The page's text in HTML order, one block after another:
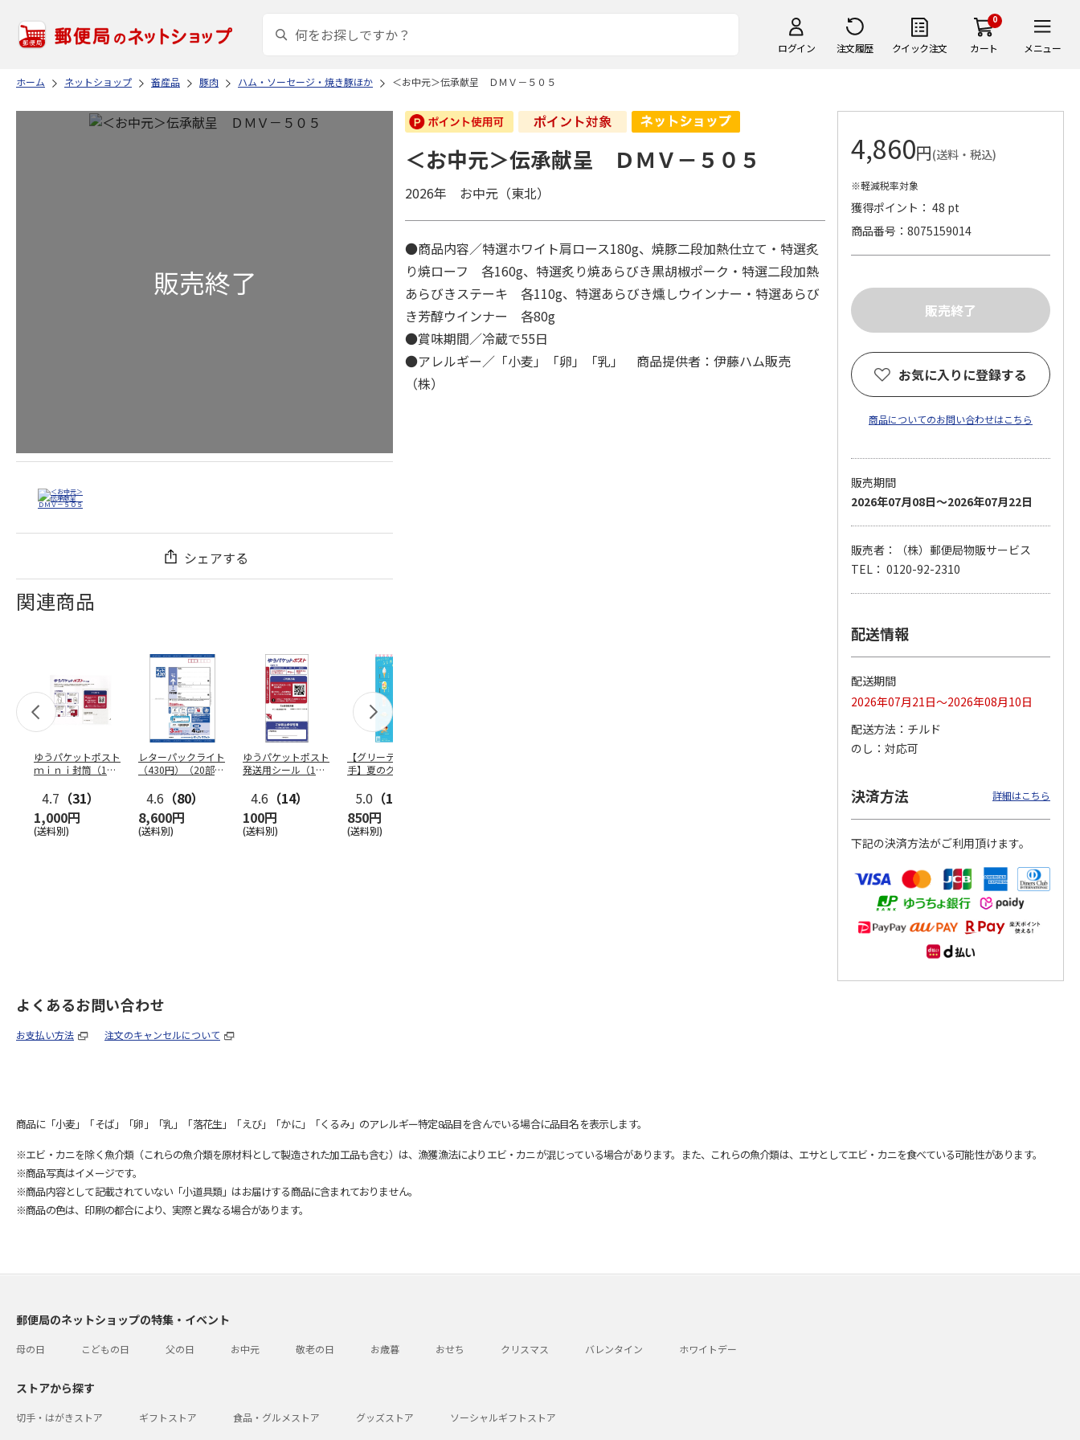
ログイン 注文履歴 クイック注文
0
カート メニュー
ホーム ネットショップ 畜産品 豚肉 ハム・ソーセージ・焼き豚ほか ＜お中元＞伝承献呈 ＤＭＶ－５０５
シェアする
関連商品
ゆうパケットポスト
ｍｉｎｉ封筒（1個
4.7 （31）
1,000円
(送料別)
レターパックライト
（430円）（20部セ
4.6 （80）
8,600円
(送料別)
ゆうパケットポスト
発送用シール（1個
4.6 （14）
100円
(送料別)
【グリーティング切
手】夏のグリーティ
5.0 （10）
850円
(送料別)
【グリーティング切
円…
4.8（11）
5,500円
4.6（7）
11,000円
＜お中元＞伝承献呈 ＤＭＶ－５０５
2026年 お中元（東北）
●商品内容／特選ホワイト肩ロース180g、焼豚二段加熱仕立て・特選炙
り焼ローフ 各160g、特選炙り焼あらびき黒胡椒ポーク・特選二段加熱
あらびきステーキ 各110g、特選あらびき燻しウインナー・特選あらび
き芳醇ウインナー 各80g
●賞味期間／冷蔵で55日
●アレルギー／「小麦」「卵」「乳」 商品提供者：伊藤ハム販売
（株）
4,860円(送料・税込)
※軽減税率対象
獲得ポイント： 48 pt
商品番号
8075159014
お気に入りに登録する
商品についてのお問い合わせはこちら
販売期間
2026年07月08日～2026年07月22日
販売者：（株）郵便局物販サービス
TEL： 0120-92-2310
配送情報
配送期間
2026年07月21日～2026年08月10日
配送方法
チルド
のし
対応可
決済方法 詳細はこちら
下記の決済方法がご利用頂けます。
よくあるお問い合わせ
お支払い方法 注文のキャンセルについて
商品に「小麦」「そば」「卵」「乳」「落花生」「えび」「かに」「くるみ」のアレルギー特定8品目を含んでいる場合に品目名を表示します。
※エビ・カニを除く魚介類（これらの魚介類を原材料として製造された加工品も含む）は、漁獲漁法によりエビ・カニが混じっている場合があります。また、これらの魚介類は、エサとしてエビ・カニを食べている可能性があります。
※商品写真はイメージです。
※商品内容として記載されていない「小道具類」はお届けする商品に含まれておりません。
※商品の色は、印刷の都合により、実際と異なる場合があります。
郵便局のネットショップの特集・イベント
母の日 こどもの日 父の日 お中元 敬老の日 お歳暮 おせち クリスマス バレンタイン ホワイトデー
ストアから探す
切手・はがきストア ギフトストア 食品・グルメストア グッズストア ソーシャルギフトストア